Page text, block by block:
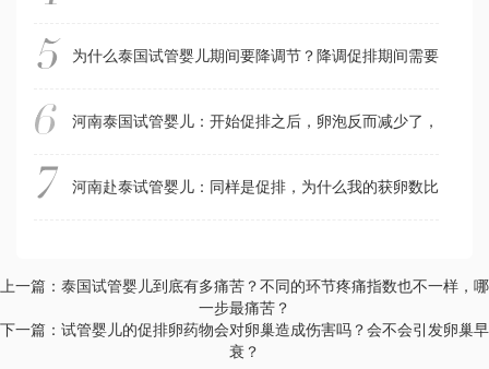
为什么泰国试管婴儿期间要降调节？降调促排期间需要注意什
河南泰国试管婴儿：开始促排之后，卵泡反而减少了，别着
河南赴泰试管婴儿：同样是促排，为什么我的获卵数比别人少
上一篇：泰国试管婴儿到底有多痛苦？不同的环节疼痛指数也不一样，哪
一步最痛苦？
下一篇：试管婴儿的促排卵药物会对卵巢造成伤害吗？会不会引发卵巢早
衰？